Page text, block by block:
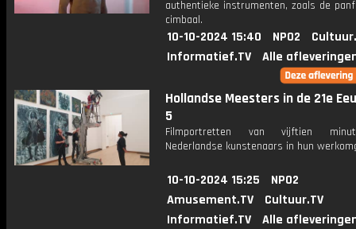
authentieke instrumenten, zoals de
cimbaal.
10-10-2024 15:40 NPO2
Informatief.TV
Alle
Hollandse Meesters in de 21e
5
Filmportretten van vijftien
Nederlandse kunstenaars in hun
10-10-2024 15:25
NPO2
Amusement.TV
Cultuur.TV
Informatief.TV
Alle